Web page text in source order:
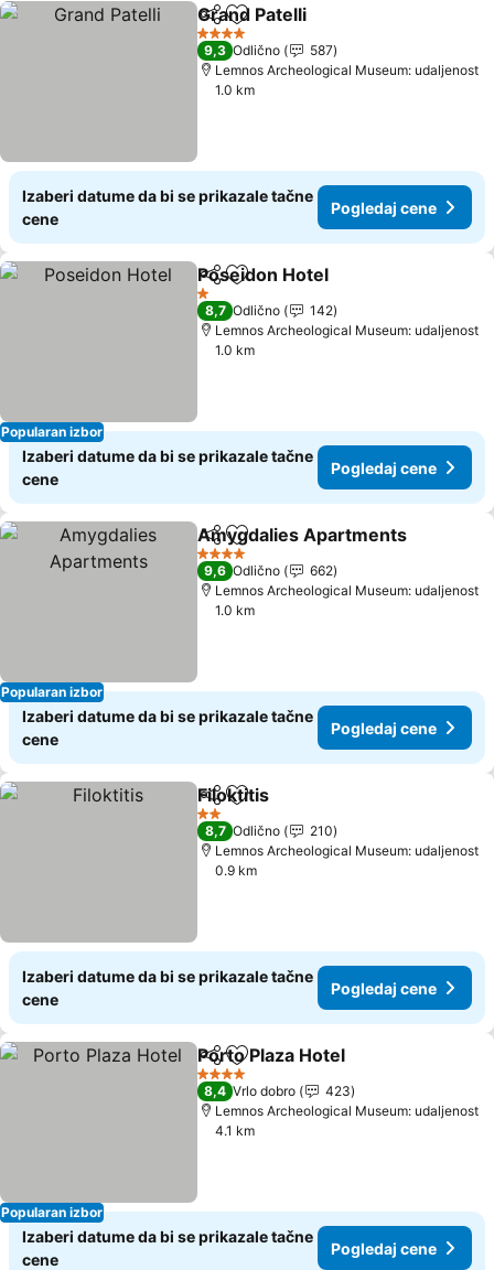
Deli Dodati u favorite
Grand Patelli
4 Zvezdice
9,3 Odlično
587
Lemnos Archeological Museum: udaljenost
1.0 km
Izaberi datume da bi se prikazale tačne
cene
Pogledaj cene
Popularan izbor
Deli Dodati u favorite
Poseidon Hotel
1 Zvezdice
8,7 Odlično
142
Lemnos Archeological Museum: udaljenost
1.0 km
Izaberi datume da bi se prikazale tačne
cene
Pogledaj cene
Popularan izbor
Deli Dodati u favorite
Amygdalies Apartments
4 Zvezdice
9,6 Odlično
662
Lemnos Archeological Museum: udaljenost
1.0 km
Izaberi datume da bi se prikazale tačne
cene
Pogledaj cene
Deli Dodati u favorite
Filoktitis
2 Zvezdice
8,7 Odlično
210
Lemnos Archeological Museum: udaljenost
0.9 km
Izaberi datume da bi se prikazale tačne
cene
Pogledaj cene
Popularan izbor
Deli Dodati u favorite
Porto Plaza Hotel
4 Zvezdice
8,4 Vrlo dobro
423
Lemnos Archeological Museum: udaljenost
4.1 km
Izaberi datume da bi se prikazale tačne
cene
Pogledaj cene